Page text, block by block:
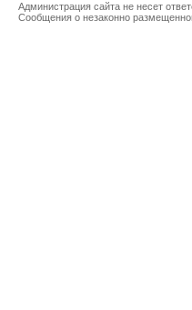
Администрация сайта не несет
Сообщения о незаконно